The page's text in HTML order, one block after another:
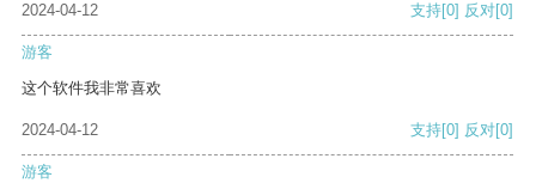
2024-04-12
支持[0] 反对[0]
游客
这个软件我非常喜欢
2024-04-12 支持[0] 反对[0]
游客